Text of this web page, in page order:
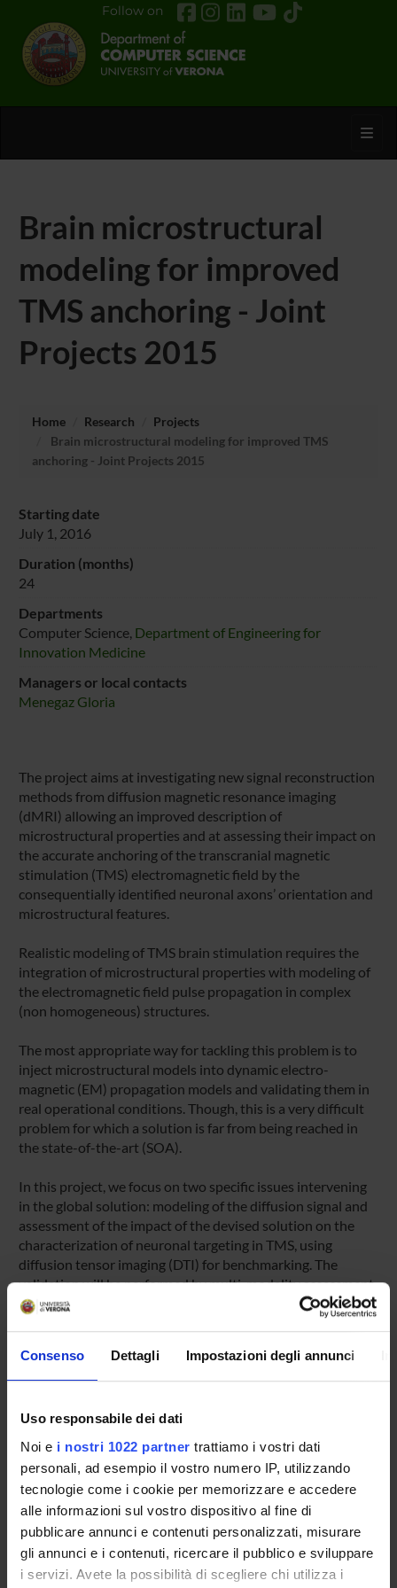
Consenso Dettagli Impostazioni degli annunci
Uso responsabile dei dati
Noi e i nostri 1022 partner trattiamo i vostri dati
personali, ad esempio il vostro numero IP, utilizzando
tecnologie come i cookie per memorizzare e accedere
alle informazioni sul vostro dispositivo al fine di
pubblicare annunci e contenuti personalizzati, misurare
gli annunci e i contenuti, ricercare il pubblico e sviluppare
i servizi. Avete la possibilità di scegliere chi utilizza i
Follow on
Brain microstructural
modeling for improved
TMS anchoring - Joint
Projects 2015
Home Research
Projects
Brain microstructural modeling for improved TMS
anchoring - Joint Projects 2015
Starting date
July 1, 2016
Duration (months)
24
Departments
Computer Science, Department of Engineering for
Innovation Medicine
Managers or local contacts
Menegaz Gloria
The project aims at investigating new signal reconstruction
methods from diffusion magnetic resonance imaging
(dMRI) allowing an improved description of
microstructural properties and at assessing their impact on
the accurate anchoring of the transcranial magnetic
stimulation (TMS) electromagnetic field by the
consequentially identified neuronal axons’ orientation and
microstructural features.
Realistic modeling of TMS brain stimulation requires the
integration of microstructural properties with modeling of
the electromagnetic field pulse propagation in complex
(non homogeneous) structures.
The most appropriate way for tackling this problem is to
inject microstructural models into dynamic electro-
magnetic (EM) propagation models and validating them in
real operational conditions. Though, this is a very difficult
problem for which a solution is far from being reached in
the state-of-the-art (SOA).
In this project, we focus on two specific issues intervening
in the global solution: modeling of the diffusion signal and
assessment of the impact of the devised solution on the
characterization of neuronal targeting in TMS, using
diffusion tensor imaging (DTI) for benchmarking. The
validation will be performed by multi-modality assessment
by two ad-hoc experiments. These will be performed using
the neuronavigation system (NSS) and the Video-EEG
complemented by a 32-channel EEG cap enabling improved
spatial resolution.
SPONSORS:
EB Neuro SpA
Funds:assigned and managed by the department